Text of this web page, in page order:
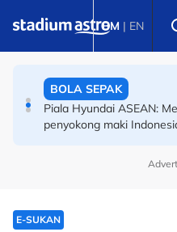
BM | EN
Piala Hyundai ASEAN:
BOLA SEPAK
Piala Hyundai ASEAN:
penyokong maki
E-SUKAN